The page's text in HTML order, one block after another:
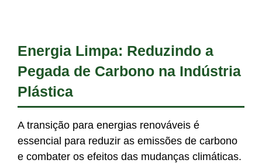
Energia Limpa: Reduzindo a
Pegada de Carbono na Indústria
Plástica
A transição para energias renováveis é
essencial para reduzir as emissões de carbono
e combater os efeitos das mudanças climáticas.